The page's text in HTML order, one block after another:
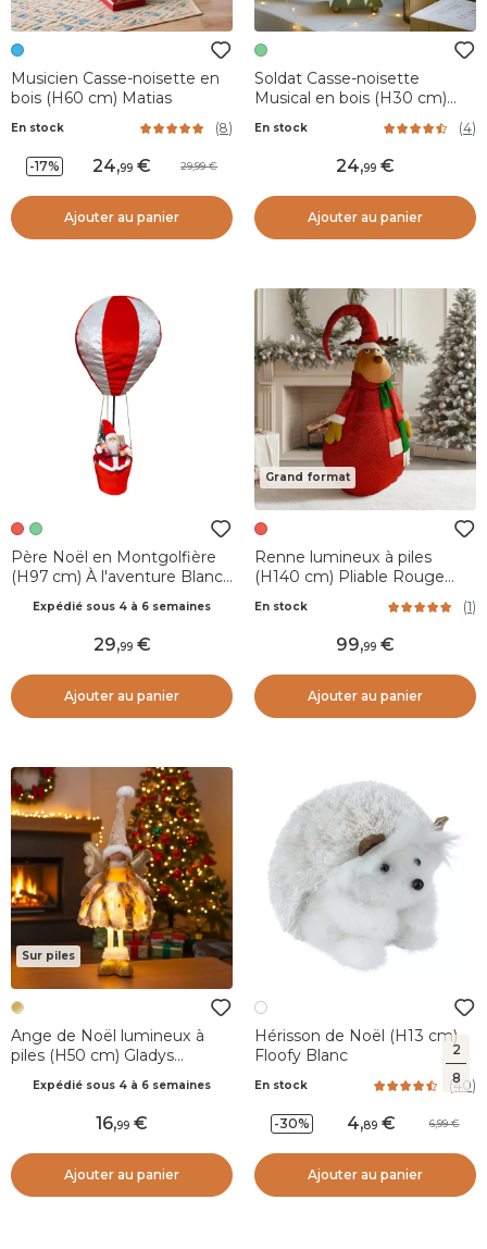
2
8
Musicien Casse-noisette en
bois (H60 cm) Matias
En stock (8)
-17% 24,99 29,99
Ajouter au panier
Soldat Casse-noisette
Musical en bois (H30 cm)
blanc
En stock (4)
24,99
Ajouter au panier
Père Noël en Montgolfière
(H97 cm) À l'aventure Blanc
Expédié sous 4 à 6 semaines
29,99
Ajouter au panier
Grand format
Renne lumineux à piles
(H140 cm) Pliable Rouge
En stock (1)
99,99
Ajouter au panier
Sur piles
Ange de Noël lumineux à
piles (H50 cm) Gladys
Expédié sous 4 à 6 semaines
16,99
Ajouter au panier
Hérisson de Noël (H13 cm)
Floofy Blanc
En stock (40)
-30% 4,89 6,99
Ajouter au panier